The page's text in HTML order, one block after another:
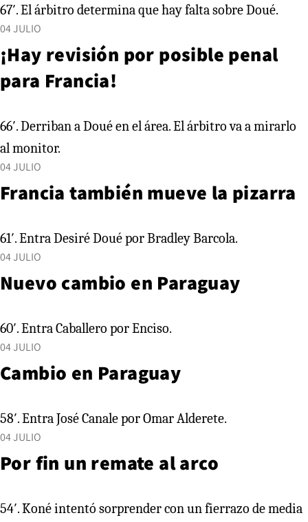
67′. El árbitro determina que hay falta sobre Doué.
04 JULIO
¡Hay revisión por posible penal
para Francia!
66′. Derriban a Doué en el área. El árbitro va a mirarlo
al monitor.
04 JULIO
Francia también mueve la pizarra
61′. Entra Desiré Doué por Bradley Barcola.
04 JULIO
Nuevo cambio en Paraguay
60′. Entra Caballero por Enciso.
04 JULIO
Cambio en Paraguay
58′. Entra José Canale por Omar Alderete.
04 JULIO
Por fin un remate al arco
54′. Koné intentó sorprender con un fierrazo de media